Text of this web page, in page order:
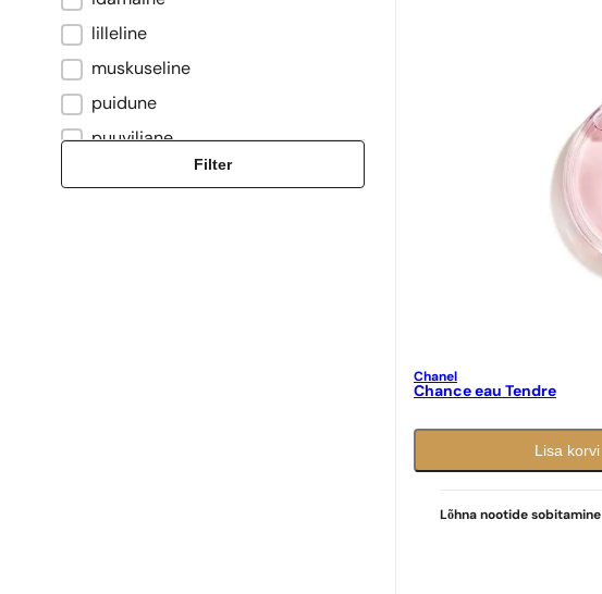
lilleline
muskuseline
puidune
puuviljane
Filter
Chanel
Chance eau Tendre
Lisa korvi
Lõhna nootide sobitamine